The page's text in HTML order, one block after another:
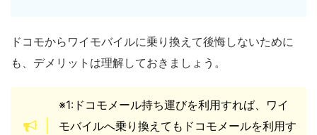
ドコモからワイモバイルに乗り換えて後悔しないために
も、デメリットは理解しておきましょう。
※1:ドコモメール持ち運びを利用すれば、ワイ
モバイルへ乗り換えてもドコモメールを利用す